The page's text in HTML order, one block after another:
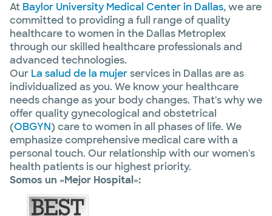
At Baylor University Medical Center in Dallas, we are
committed to providing a full range of quality
healthcare to women in the Dallas Metroplex
through our skilled healthcare professionals and
advanced technologies.
Our La salud de la mujerservices in Dallas are as
individualized as you. We know your healthcare
needs change as your body changes. That's why we
offer quality gynecological and obstetrical
(OBGYN) care to women in all phases of life. We
emphasize comprehensive medical care with a
personal touch. Our relationship with our women's
health patients is our highest priority.
Somos un «Mejor Hospital»: